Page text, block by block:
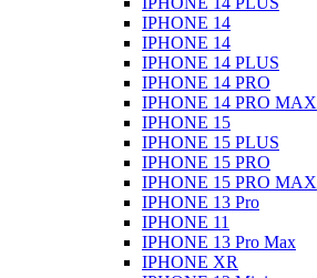
IPHONE 14
IPHONE 14
IPHONE 14 PLUS
IPHONE 14 PRO
IPHONE 14 PRO MAX
IPHONE 15
IPHONE 15 PLUS
IPHONE 15 PRO
IPHONE 15 PRO MAX
IPHONE 13 Pro
IPHONE 11
IPHONE 13 Pro Max
IPHONE XR